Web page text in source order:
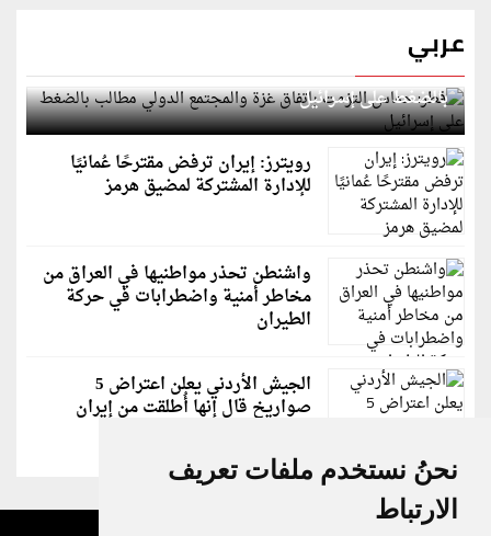
نحنُ نستخدم ملفات تعريف
الارتباط
عربي
قطر: حماس التزمت باتفاق غزة والمجتمع الدولي مطالب
بالضغط على إسرائيل
رويترز: إيران ترفض مقترحًا عُمانيًا
للإدارة المشتركة لمضيق هرمز
واشنطن تحذر مواطنيها في العراق من
مخاطر أمنية واضطرابات في حركة
الطيران
الجيش الأردني يعلن اعتراض 5
صواريخ قال إنها أُطلقت من إيران